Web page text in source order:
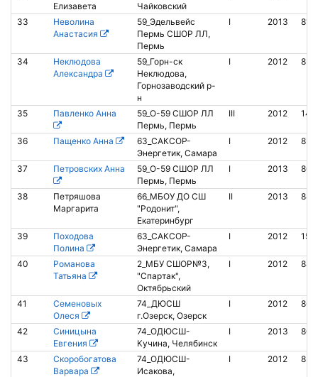
Елизавета
Чайковский
33
Неволина
Анастасия
59_Эдельвейс
Пермь СШОР ЛЛ,
Пермь
I 2013
34
Неклюдова
Александра
59_Горн-ск
Неклюдова,
Горнозаводский р-
н
I 2012
35 Павленко Анна
59_O-59 СШОР ЛЛ
Пермь, Пермь
III 2012
36 Пащенко Анна
63_САКСОР-
Энергетик, Самара
I 2012
37 Петровских Анна
59_O-59 СШОР ЛЛ
Пермь, Пермь
I 2013
38
Петряшова
Маргарита
66_МБОУ ДО СШ
"Родонит",
Екатеринбург
II 2013
39
Походова
Полина
63_САКСОР-
Энергетик, Самара
I 2012
40
Романова
Татьяна
2_МБУ СШОР№3,
"Спартак",
Октябрьский
I 2012
41
Семеновых
Олеся
74_ДЮСШ
г.Озерск, Озерск
I 2012
42
Синицына
Евгения
74_ОДЮСШ-
Кучина, Челябинск
I 2013
43
Скоробогатова
Варвара
74_ОДЮСШ-
Исакова,
I 2012